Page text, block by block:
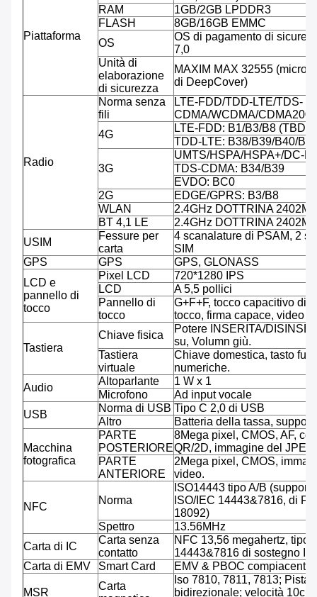
Piattaforma
RAM
1GB/2GB LPDDR3
FLASH
8GB/16GB EMMC
OS
OS di pagamento di
7,0
Unità di
elaborazione
di sicurezza
MAXIM MAX 32555
di DeepCover)
Radio
Norma senza
fili
LTE-FDD/TDD-LTE/TDS-
CDMA/WCDMA/
4G
LTE-FDD: B1/B3/B8 (TBD)
TDD-LTE: B38/B39/B40/
3G
UMTS/HSPA/HSPA+/DC-
TDS-CDMA: B34/B39
EVDO: BC0
2G
EDGE/GPRS: B3/B8
WLAN
2.4GHz DOTTRINA
BT 4,1 LE
2.4GHz DOTTRINA
USIM
Fessure per
carta
4 scanalature di PSAM, 2
SIM
GPS
GPS
GPS, GLONASS
LCD e
pannello di
tocco
Pixel LCD
720*1280 IPS
LCD
A 5,5 pollici
Pannello di
tocco
G+F+F, tocco capacitivo di
tocco, firma capace, video
Tastiera
Chiave fisica
Potere INSERITA/
su, Volumn giù.
Tastiera
virtuale
Chiave domestica, tasto
numeriche.
Audio
Altoparlante
1 W x 1
Microfono
Ad input vocale
USB
Norma di USB Tipo C 2,0 di USB
Altro
Batteria della tassa,
Macchina
fotografica
PARTE
POSTERIORE
8Mega pixel, CMOS, AF,
QR/2D, immagine del
PARTE
ANTERIORE
2Mega pixel, CMOS,
video.
NFC
Norma
ISO14443 tipo A/B
ISO/IEC 14443&7816, di
18092)
Spettro
13.56MHz
Carta di IC
Carta senza
contatto
NFC 13,56 megahertz, tipo
14443&7816 di sostegno
Carta di EMV
Smart Card EMV & PBOC compiacenti
MSR
Carta
Iso 7810, 7811, 7813; Pista
bidirezionale; velocità